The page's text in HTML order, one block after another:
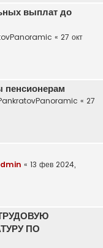
выплат до
« 27 окт
« 27
« 13 фев 2024,
ПО